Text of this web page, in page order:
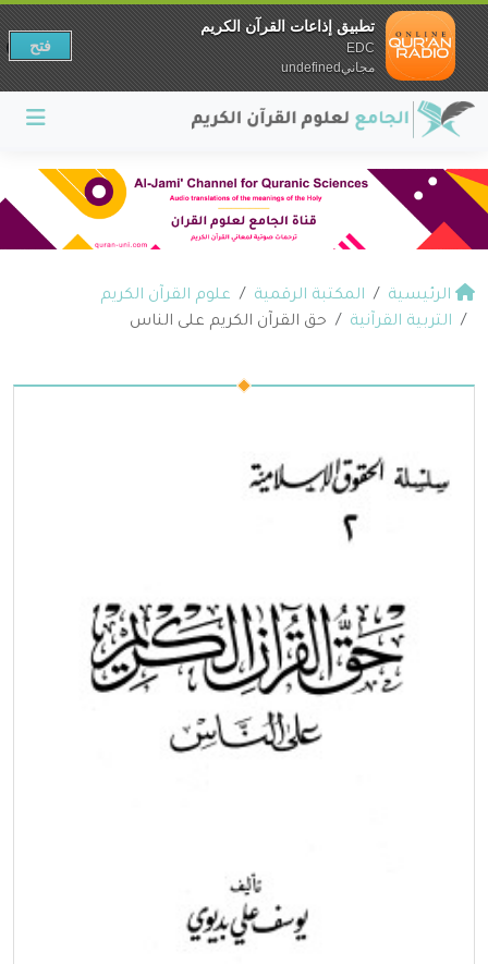
الرئيسية المكتبة الرقمية
علوم القرآن الكريم
التربية القرآنية
حق القرآن الكريم على الناس
تطبيق إذاعات القرآن الكريم
EDC
مجانيundefined
فتح